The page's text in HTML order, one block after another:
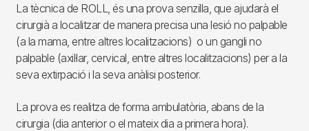
La tècnica de ROLL, és una prova senzilla, que ajudarà el
cirurgià a localitzar de manera precisa una lesió no palpable
(a la mama, entre altres localitzacions) o un gangli no
palpable (axil·lar, cervical, entre altres localitzacions) per a la
seva extirpació i la seva anàlisi posterior.
La prova es realitza de forma ambulatòria, abans de la
cirurgia (dia anterior o el mateix dia a primera hora).